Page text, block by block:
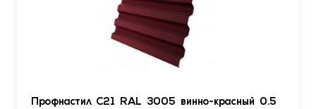
Профнастил С21 RAL 3005 винно-красный 0.5